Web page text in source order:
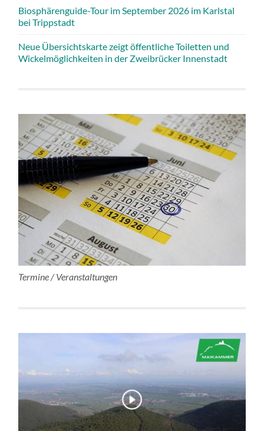
Biosphärenguide-Tour im September 2026 im Karlstal
bei Trippstadt
Neue Übersichtskarte zeigt öffentliche Toiletten und
Wickelmöglichkeiten in der Zweibrücker Innenstadt
Termine / Veranstaltungen